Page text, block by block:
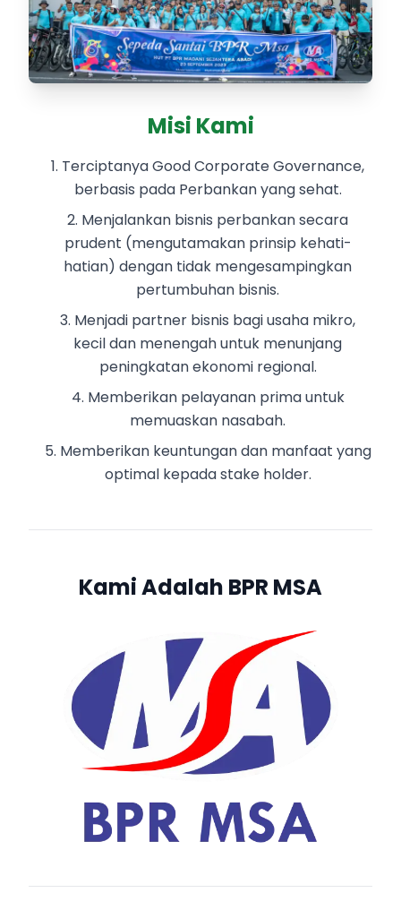
Misi Kami
Terciptanya Good Corporate Governance,
berbasis pada Perbankan yang sehat.
Menjalankan bisnis perbankan secara
prudent (mengutamakan prinsip kehati-
hatian) dengan tidak mengesampingkan
pertumbuhan bisnis.
Menjadi partner bisnis bagi usaha mikro,
kecil dan menengah untuk menunjang
peningkatan ekonomi regional.
Memberikan pelayanan prima untuk
memuaskan nasabah.
Memberikan keuntungan dan manfaat yang
optimal kepada stake holder.
Kami Adalah BPR MSA